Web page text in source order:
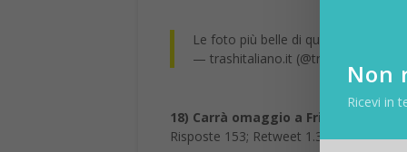
Le foto più belle di questo
— trashitaliano.it (@trash_italiano)
18) Carrà omaggio a Frizzi
Risposte 153; Retweet 1.357; Mi piace
Non
Ricevi in